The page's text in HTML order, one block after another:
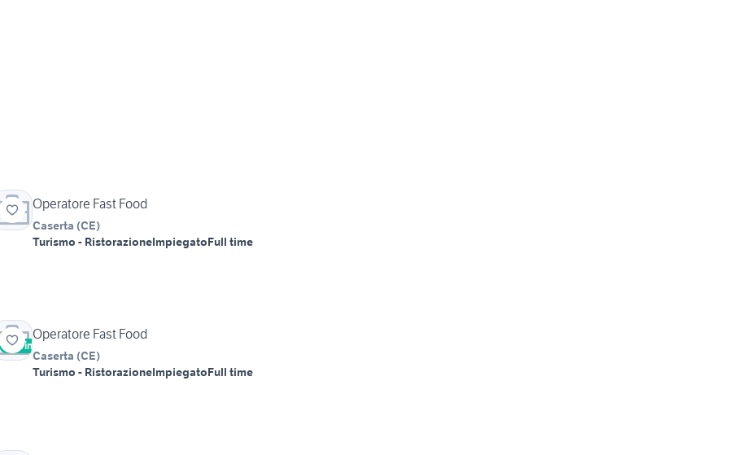
Operatore Fast Food
Caserta (CE)
Turismo - RistorazioneImpiegatoFull time
Vetrina
Operatore Fast Food
Caserta (CE)
Turismo - RistorazioneImpiegatoFull time